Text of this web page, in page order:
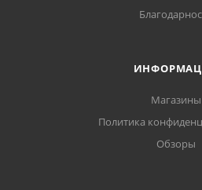
Магазины
Политика
Обзоры